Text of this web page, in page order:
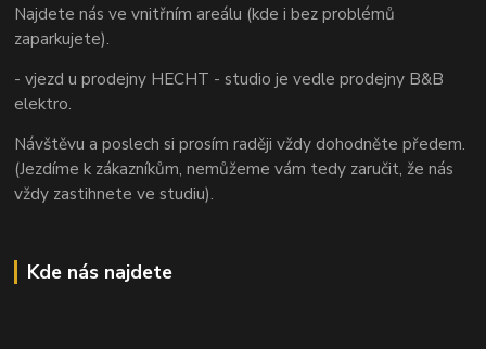
Najdete nás ve vnitřním areálu (kde i bez problémů
zaparkujete).
- vjezd u prodejny HECHT - studio je vedle prodejny B&B
elektro.
Návštěvu a poslech si prosím raději vždy dohodněte předem.
(Jezdíme k zákazníkům, nemůžeme vám tedy zaručit, že nás
vždy zastihnete ve studiu).
Kde nás najdete